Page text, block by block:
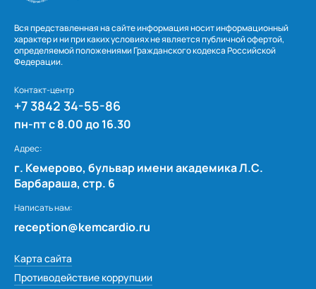
Вся представленная на сайте информация носит информационный
характер и ни при каких условиях не является публичной офертой,
определяемой положениями Гражданского кодекса Российской
Федерации.
Контакт-центр
+7 3842 34-55-86
пн-пт с 8.00 до 16.30
Адрес:
г. Кемерово, бульвар имени академика Л.С.
Барбараша, стр. 6
Написать нам:
reception@kemcardio.ru
Карта сайта
Противодействие коррупции